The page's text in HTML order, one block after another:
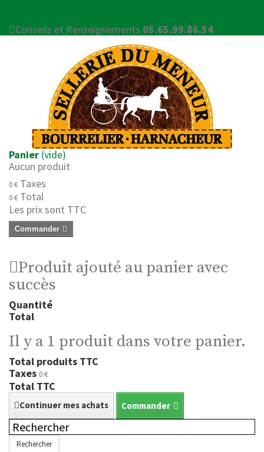
Conseils et Renseignements 05.65.99.86.54
Panier (vide)
Aucun produit
0 € Taxes
0 € Total
Les prix sont TTC
Commander
Produit ajouté au panier avec
succès
Quantité
Total
Il y a 1 produit dans votre panier.
Total produits TTC
Taxes 0 €
Total TTC
Continuer mes achats Commander
Rechercher